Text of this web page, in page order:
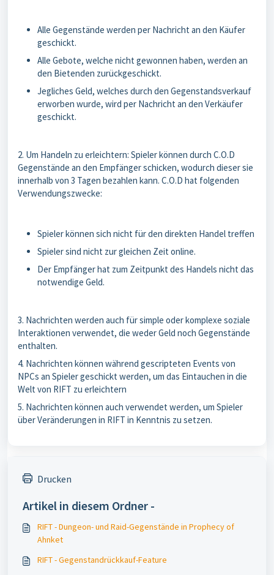
Alle Gegenstände werden per Nachricht an den Käufer
geschickt.
Alle Gebote, welche nicht gewonnen haben, werden an
den Bietenden zurückgeschickt.
Jegliches Geld, welches durch den Gegenstandsverkauf
erworben wurde, wird per Nachricht an den Verkäufer
geschickt.
2. Um Handeln zu erleichtern: Spieler können durch C.O.D
Gegenstände an den Empfänger schicken, wodurch dieser sie
innerhalb von 3 Tagen bezahlen kann. C.O.D hat folgenden
Verwendungszwecke:
Spieler können sich nicht für den direkten Handel treffen
Spieler sind nicht zur gleichen Zeit online.
Der Empfänger hat zum Zeitpunkt des Handels nicht das
notwendige Geld.
3. Nachrichten werden auch für simple oder komplexe soziale
Interaktionen verwendet, die weder Geld noch Gegenstände
enthalten.
4. Nachrichten können während gescripteten Events von
NPCs an Spieler geschickt werden, um das Eintauchen in die
Welt von RIFT zu erleichtern
5. Nachrichten können auch verwendet werden, um Spieler
über Veränderungen in RIFT in Kenntnis zu setzen.
Drucken
Artikel in diesem Ordner -
RIFT - Dungeon- und Raid-Gegenstände in Prophecy of
Ahnket
RIFT - Gegenstandrückkauf-Feature